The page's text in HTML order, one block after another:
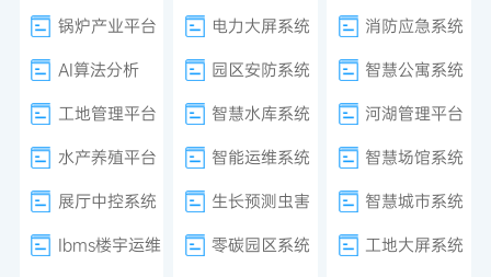
锅炉产业平台
电力大屏系统
消防应急系统
AI算法分析
园区安防系统
智慧公寓系统
工地管理平台
智慧水库系统
河湖管理平台
水产养殖平台
智能运维系统
智慧场馆系统
展厅中控系统
生长预测虫害
智慧城市系统
Ibms楼宇运维
零碳园区系统
工地大屏系统